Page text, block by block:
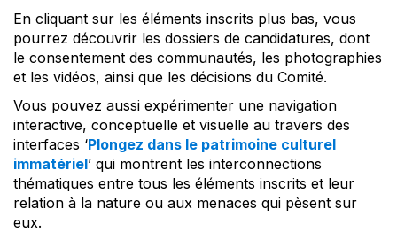
En cliquant sur les éléments inscrits plus bas, vous
pourrez découvrir les dossiers de candidatures, dont
le consentement des communautés, les photographies
et les vidéos, ainsi que les décisions du Comité.
Vous pouvez aussi expérimenter une navigation
interactive, conceptuelle et visuelle au travers des
interfaces ‘Plongez dans le patrimoine culturel
immatériel’ qui montrent les interconnections
thématiques entre tous les éléments inscrits et leur
relation à la nature ou aux menaces qui pèsent sur
eux.